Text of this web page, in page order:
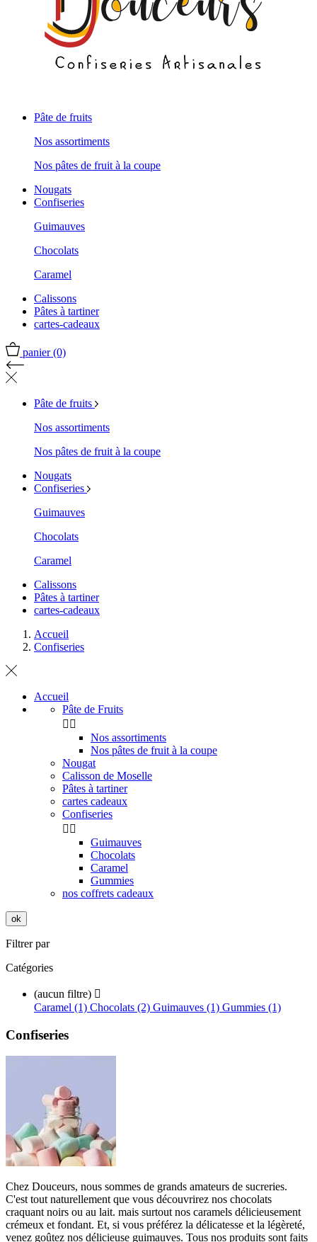
Pâte de fruits
Nos assortiments
Nos pâtes de fruit à la coupe
Nougats
Confiseries
Guimauves
Chocolats
Caramel
Calissons
Pâtes à tartiner
cartes-cadeaux
panier(0)
Pâte de fruits
Nos assortiments
Nos pâtes de fruit à la coupe
Nougats
Confiseries
Guimauves
Chocolats
Caramel
Calissons
Pâtes à tartiner
cartes-cadeaux
Accueil
Confiseries
Accueil
Pâte de Fruits
 
Nos assortiments
Nos pâtes de fruit à la coupe
Nougat
Calisson de Moselle
Pâtes à tartiner
cartes cadeaux
Confiseries
 
Guimauves
Chocolats
Caramel
Gummies
nos coffrets cadeaux
ok
Filtrer par
Catégories
(aucun filtre) 
Caramel (1) Chocolats (2) Guimauves (1) Gummies (1)
Confiseries
Chez Douceurs, nous sommes de grands amateurs de sucreries.
C'est tout naturellement que vous découvrirez nos chocolats
craquant noirs ou au lait. mais surtout nos caramels délicieusement
crémeux et fondant. Et, si vous préférez la délicatesse et la légèreté,
venez goûtez nos délicieuse guimauves. Tous nos produits sont faits